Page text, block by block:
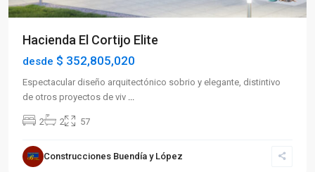
Hacienda El Cortijo Elite
desde $ 352,805,020
Espectacular diseño arquitectónico sobrio y elegante, distintivo
de otros proyectos de viv
2 2 57
Construcciones Buendía y López
Sector
Sur,